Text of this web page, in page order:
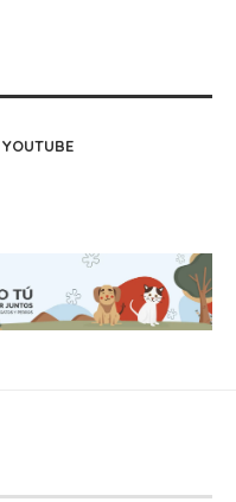
YOUTUBE